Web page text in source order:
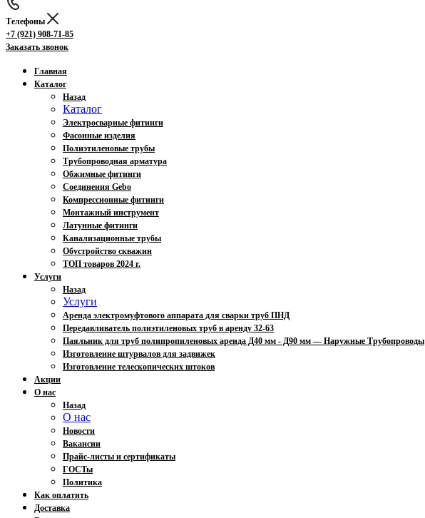
Телефоны
+7 (921) 908-71-85
Заказать звонок
Главная
Каталог
Назад
Каталог
Электросварные фитинги
Фасонные изделия
Полиэтиленовые трубы
Трубопроводная арматура
Обжимные фитинги
Соединения Gebo
Компрессионные фитинги
Монтажный инструмент
Латунные фитинги
Канализационные трубы
Обустройство скважин
ТОП товаров 2024 г.
Услуги
Назад
Услуги
Аренда электромуфтового аппарата для сварки труб ПНД
Передавливатель полиэтиленовых труб в аренду 32-63
Паяльник для труб полипропиленовых аренда Д40 мм - Д90 мм — Наружные Трубопроводы
Изготовление штурвалов для задвижек
Изготовление телескопических штоков
Акции
О нас
Назад
О нас
Новости
Вакансии
Прайс-листы и сертификаты
ГОСТы
Политика
Как оплатить
Доставка